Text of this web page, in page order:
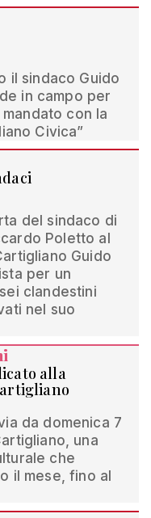
il sindaco Guido
in campo per
con la
Civica”
del sindaco di
Poletto al
Guido
per un
clandestini
nel suo
alla
da domenica 7
una
che
il mese, fino al